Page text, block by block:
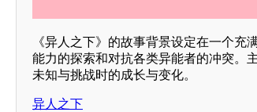
《异人之下》的故事背景设定在一个
能力的探索和对抗各类异能者的冲突。
未知与挑战时的成长与变化。
异人之下